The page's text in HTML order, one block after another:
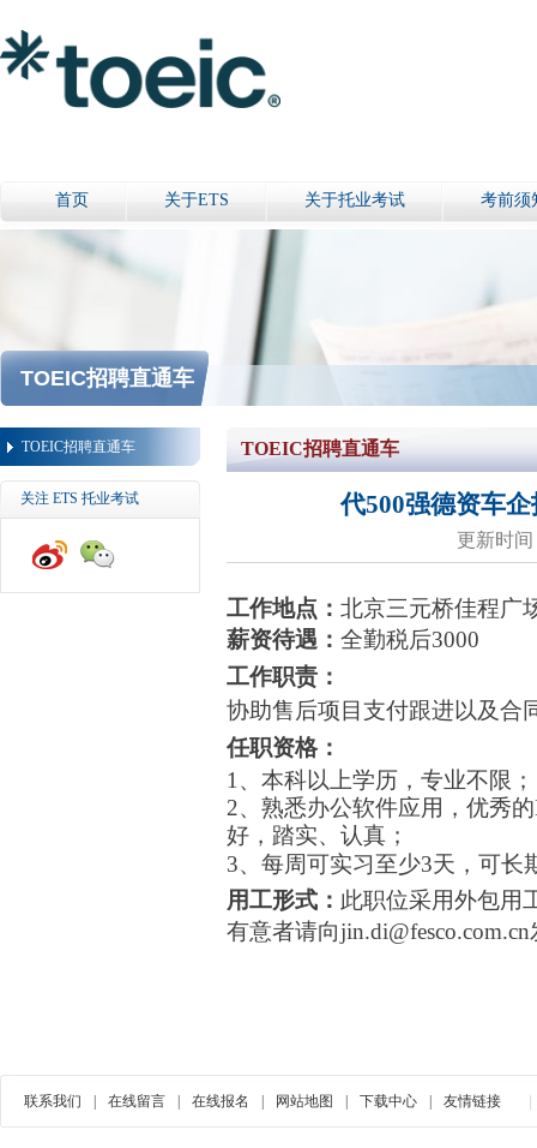
首页 关于ETS 关于托业考试 考前须
TOEIC招聘直通车
TOEIC招聘直通车
关注 ETS 托业考试
TOEIC招聘直通车
代500强德资车
更新时间
工作地点： 北京三元桥佳程广
薪资待遇： 全勤税后3000
工作职责：
协助售后项目支付跟进以及合
任职资格：
1 、本科以上学历，专业不限；
2、熟悉办公软件应用，优秀的
好，踏实、认真；
3、每周可实习至少3天，可长
用工形式： 此职位采用外包用
有意者请向
联系我们 在线留言 在线报名 网站地图 下载中心 友情链接